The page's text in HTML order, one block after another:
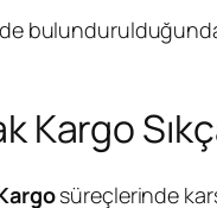
Kargo
süreçlerinde